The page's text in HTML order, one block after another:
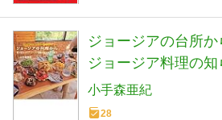
ジョージアの台所
ジョージア料理の
小手森亜紀
28